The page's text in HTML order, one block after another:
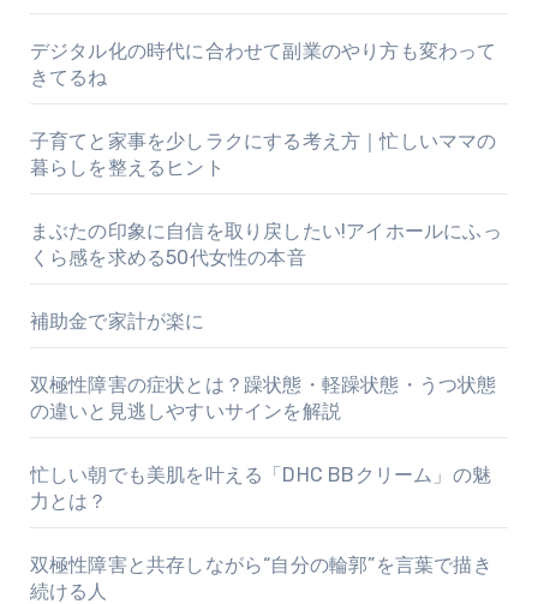
デジタル化の時代に合わせて副業のやり方も変わって
きてるね
子育てと家事を少しラクにする考え方｜忙しいママの
暮らしを整えるヒント
まぶたの印象に自信を取り戻したい!アイホールにふっ
くら感を求める50代女性の本音
補助金で家計が楽に
双極性障害の症状とは？躁状態・軽躁状態・うつ状態
の違いと見逃しやすいサインを解説
忙しい朝でも美肌を叶える「DHC BBクリーム」の魅
力とは？
双極性障害と共存しながら“自分の輪郭”を言葉で描き
続ける人